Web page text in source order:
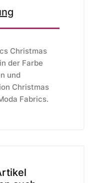
Christmas
der Farbe
und
Christmas
Fabrics.